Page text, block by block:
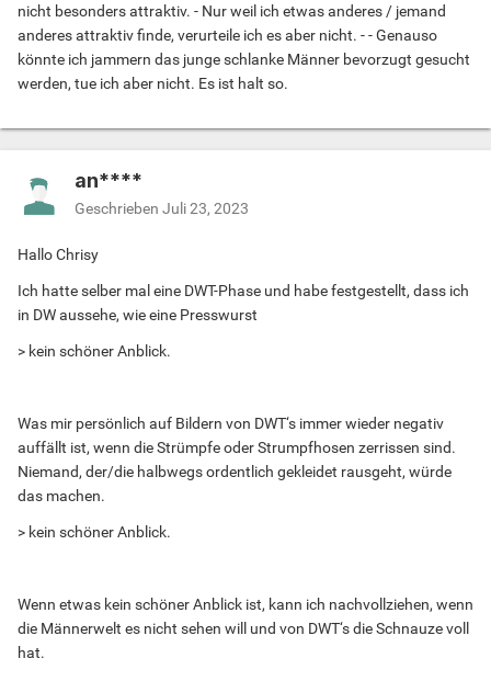
nicht besonders attraktiv. - Nur weil ich etwas anderes / jemand
anderes attraktiv finde, verurteile ich es aber nicht. - - Genauso
könnte ich jammern das junge schlanke Männer bevorzugt gesucht
werden, tue ich aber nicht. Es ist halt so.
an****
Geschrieben Juli 23, 2023
Hallo Chrisy
Ich hatte selber mal eine DWT-Phase und habe festgestellt, dass ich
in DW aussehe, wie eine Presswurst
> kein schöner Anblick.
Was mir persönlich auf Bildern von DWT‘s immer wieder negativ
auffällt ist, wenn die Strümpfe oder Strumpfhosen zerrissen sind.
Niemand, der/die halbwegs ordentlich gekleidet rausgeht, würde
das machen.
> kein schöner Anblick.
Wenn etwas kein schöner Anblick ist, kann ich nachvollziehen, wenn
die Männerwelt es nicht sehen will und von DWT‘s die Schnauze voll
hat.